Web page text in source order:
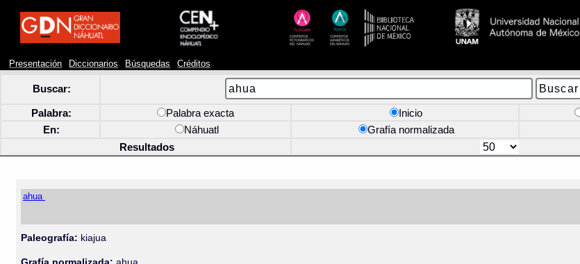
Presentación Diccionarios Búsquedas Créditos
Buscar:
Palabra: Palabra exacta Inicio
En:
Náhuatl Grafía normalizada
Resultados
ahua
Paleografía: kiajua